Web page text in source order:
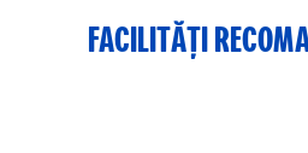
FACILITĂȚI